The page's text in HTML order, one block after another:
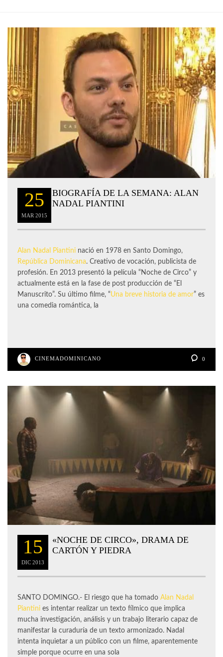
25
MAR 2015
BIOGRAFÍA DE LA SEMANA: ALAN
NADAL PIANTINI
Alan Nadal Piantini nació en 1978 en Santo Domingo,
República Dominicana. Creativo de vocación, publicista de
profesión. En 2013 presentó la película “Noche de Circo” y
actualmente está en la fase de post producción de “El
Manuscrito”. Su último filme, “Una breve historia de amor” es
una comedia romántica, la
CINEMADOMINICANO 0
15
DIC 2013
«NOCHE DE CIRCO», DRAMA DE
CARTÓN Y PIEDRA
SANTO DOMINGO.- El riesgo que ha tomado Alan Nadal
Piantini es intentar realizar un texto fílmico que implica
mucha investigación, análisis y un trabajo literario capaz de
manifestar la curaduría de un texto armonizado. Nadal
intenta inquietar a un público con un filme, aparentemente
simple porque ocurre en una sola